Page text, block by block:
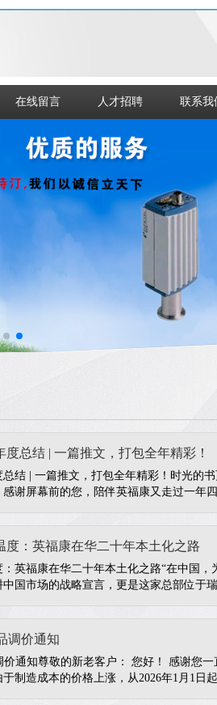
在线留言 人才招聘 联系我
度总结 | 一篇推文，打包全年精彩！
结 | 一篇推文，打包全年精彩！时光的
谢屏幕前的您，陪伴英福康又走过一年
总数稳步增长；全年原创推文48篇；每周
度：英福康在华二十年本土化之路
：英福康在华二十年本土化之路“在中国
国市场的战略宣言，更是这家总部位于
本土化布局，与中国制造业共谱发展新篇
调价通知
价通知尊敬的新老客户： 您好！ 感谢您
制造成本的价格上涨，从2026年1月1日